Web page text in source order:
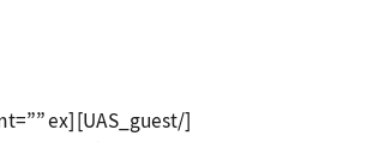
[/UAS_guest] [UAS_loggedin hint=”” ex=””]